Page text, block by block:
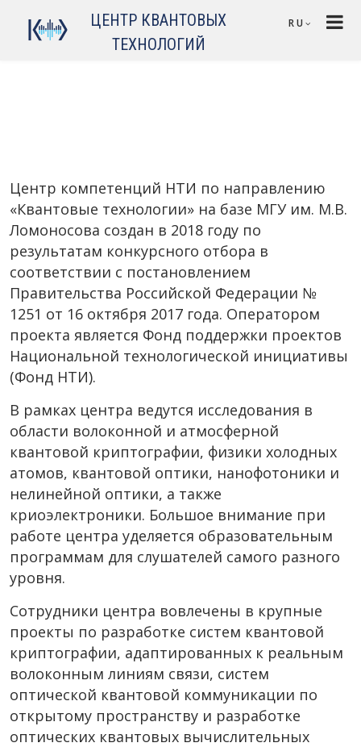
RU
ЦЕНТР КВАНТОВЫХ
ТЕХНОЛОГИЙ
Центр компетенций НТИ по направлению
«Квантовые технологии» на базе МГУ им. М.В.
Ломоносова создан в 2018 году по
результатам конкурсного отбора в
соответствии с постановлением
Правительства Российской Федерации №
1251 от 16 октября 2017 года. Оператором
проекта является Фонд поддержки проектов
Национальной технологической инициативы
(Фонд НТИ).
В рамках центра ведутся исследования в
области волоконной и атмосферной
квантовой криптографии, физики холодных
атомов, квантовой оптики, нанофотоники и
нелинейной оптики, а также
криоэлектроники. Большое внимание при
работе центра уделяется образовательным
программам для слушателей самого разного
уровня.
Сотрудники центра вовлечены в крупные
проекты по разработке систем квантовой
криптографии, адаптированных к реальным
волоконным линиям связи, систем
оптической квантовой коммуникации по
открытому пространству и разработке
оптических квантовых вычислительных